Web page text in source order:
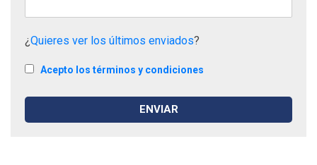
¿Quieres ver los últimos enviados?
Acepto los términos y condiciones